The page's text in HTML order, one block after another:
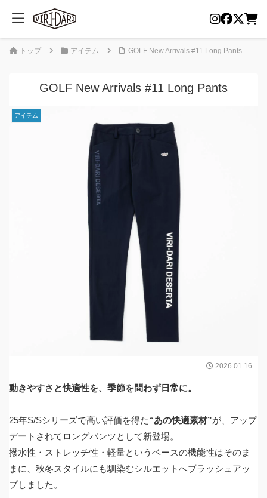
トップ アイテム GOLF New Arrivals #11 Long Pants
GOLF New Arrivals #11 Long Pants
アイテム
2026.01.16
動きやすさと快適性を、季節を問わず日常に。
25年S/Sシリーズで高い評価を得た“あの快適素材”が、アップ
デートされてロングパンツとして新登場。
撥水性・ストレッチ性・軽量というベースの機能性はそのま
まに、秋冬スタイルにも馴染むシルエットへブラッシュアッ
プしました。